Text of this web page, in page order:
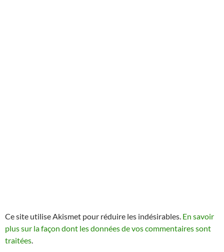
Ce site utilise Akismet pour réduire les indésirables. En savoir
plus sur la façon dont les données de vos commentaires sont
traitées.